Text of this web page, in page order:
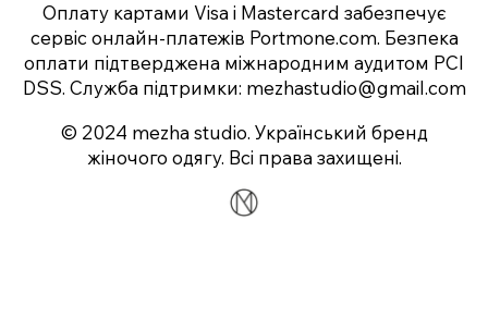
Оплату картами Visa і Mastercard забезпечує
сервіс онлайн-платежів Portmone.com. Безпека
оплати підтверджена міжнародним аудитом PCI
DSS. Служба підтримки: mezhastudio@gmail.com
© 2024 mezha studio. Український бренд
жіночого одягу. Всі права захищені.